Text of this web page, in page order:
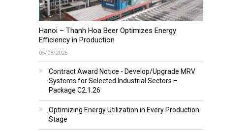
Hanoi – Thanh Hoa Beer Optimizes Energy
Efficiency in Production
05/08/2026
Contract Award Notice - Develop/Upgrade MRV
Systems for Selected Industrial Sectors –
Package C2.1.26
Optimizing Energy Utilization in Every Production
Stage